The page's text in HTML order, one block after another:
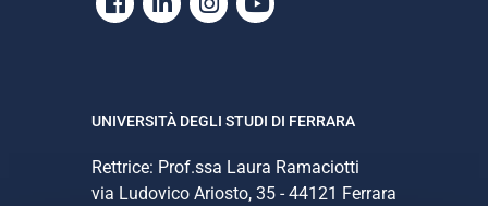
UNIVERSITÀ DEGLI STUDI DI FERRARA
Rettrice: Prof.ssa Laura Ramaciotti
via Ludovico Ariosto, 35 - 44121 Ferrara